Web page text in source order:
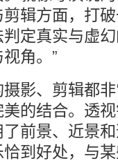
剪辑方面，打
定真实与虚
视角。”
影、剪辑都
的结合。透
了前景、近景
到好处，与